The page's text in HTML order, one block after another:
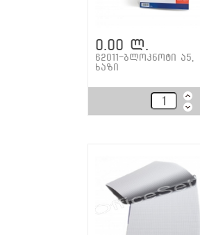
0.00 ლ.
62011-ბლოკნოტი ა5,
ხაზი